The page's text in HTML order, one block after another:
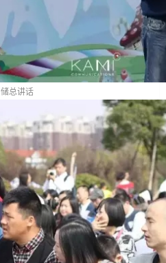
储总讲话